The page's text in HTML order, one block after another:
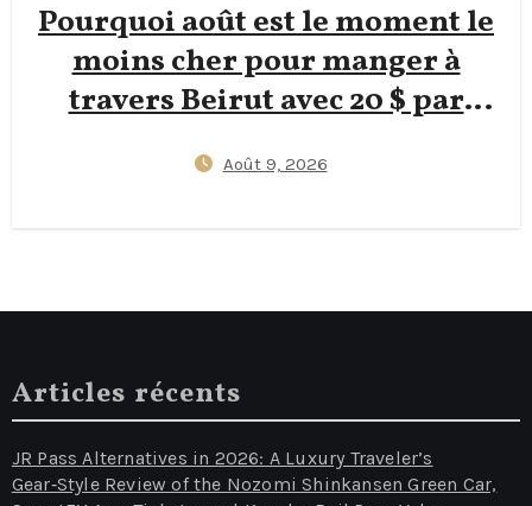
Pourquoi août est le moment le
moins cher pour manger à
travers Beirut avec 20 $ par
routards à petit budget entre
Août 9, 2026
Articles récents
JR Pass Alternatives in 2026: A Luxury Traveler’s
Gear‑Style Review of the Nozomi Shinkansen Green Car,